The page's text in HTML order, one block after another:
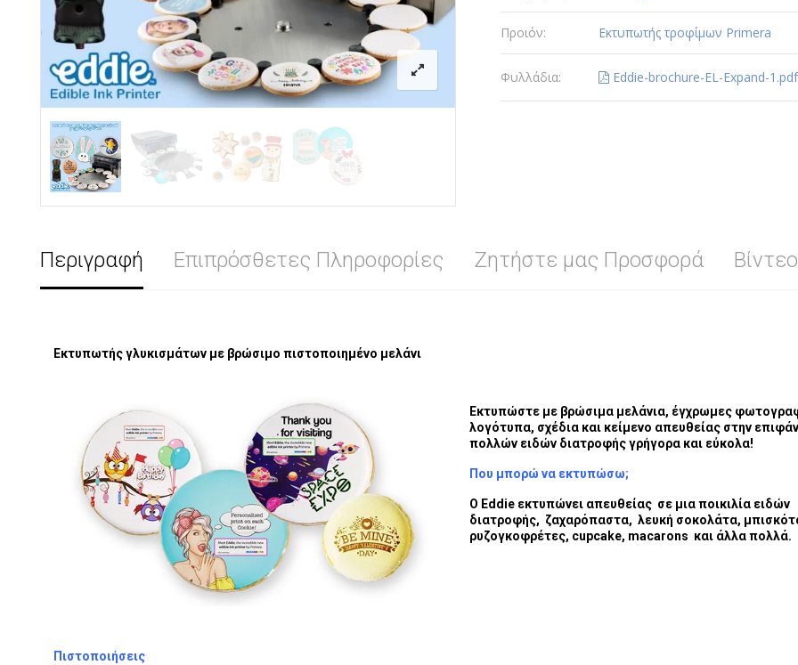
Προιόν: Εκτυπωτής τροφίμων Primera
Φυλλάδια: Eddie-brochure-EL-Expand-1.pdf
Περιγραφή Επιπρόσθετες Πληροφορίες Ζητήστε μας Προσφορά Βίντεο
Εκτυπωτής γλυκισμάτων με βρώσιμο πιστοποιημένο μελάνι
Εκτυπώστε με βρώσιμα μελάνια, έγχρωμες
λογότυπα, σχέδια και κείμενο απευθείας στην
πολλών ειδών διατροφής γρήγορα και εύκολα!
Που μπορώ να εκτυπώσω;
Ο Eddie εκτυπώνει απευθείας σε μια ποικιλία ειδών
διατροφής, ζαχαρόπαστα, λευκή σοκολάτα,
ρυζογκοφρέτες, cupcake, macarons και άλλα πολλά.
Πιστοποιήσεις